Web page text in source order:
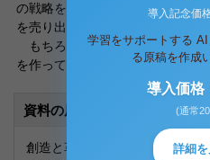
の戦略を念頭に置いているから
を売り出すことができるのだろう。
もちろんそれだけではない。こ
を作っているからこそ、この戦
資料の原本内容
創造と革新
導入記念価
学習をサポートする
る原稿を作成
導入価格
(通常
詳細